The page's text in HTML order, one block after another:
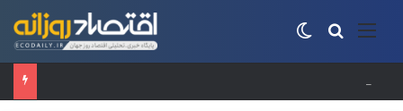
منو جستجو برای